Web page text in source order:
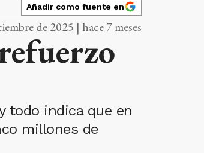
Añadir como fuente en
de 2025 | hace 7 meses
todo indica que en
millones de